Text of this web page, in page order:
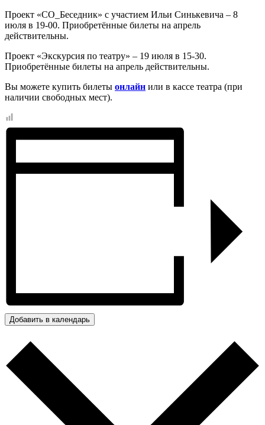
Проект «СО_Беседник» с участием Ильи Синькевича – 8
июля в 19-00. Приобретённые билеты на апрель
действительны.
Проект «Экскурсия по театру» – 19 июля в 15-30.
Приобретённые билеты на апрель действительны.
Вы можете купить билеты онлайн или в кассе театра (при
наличии свободных мест).
Добавить в календарь